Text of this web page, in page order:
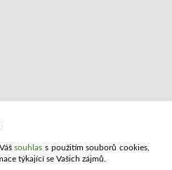
souhlas s použitím souborů cookies,
týkající se Vašich zájmů.